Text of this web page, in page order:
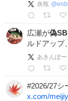
炎瓶 @
広瀬が偽SB
ルドアップ
あきんぽ
#2026/27シ
x.com/